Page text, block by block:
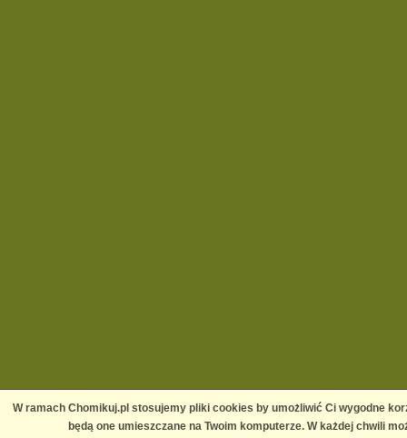
W ramach Chomikuj.pl stosujemy pliki cookies by umożliwić Ci wygodne
będą one umieszczane na Twoim komputerze. W każdej chwili